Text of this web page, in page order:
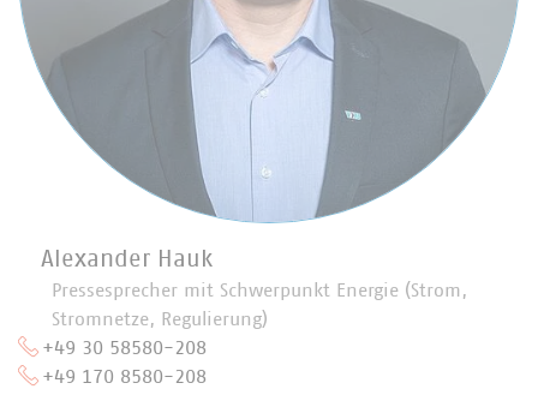
Alexander Hauk
Pressesprecher mit Schwerpunkt Energie (Strom,
Stromnetze, Regulierung)
+49 30 58580-208
+49 170 8580-208